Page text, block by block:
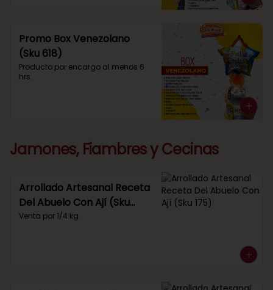
Promo Box Venezolano
(Sku 618)
Producto por encargo al menos 6
hrs.
Jamones, Fiambres y Cecinas
Arrollado Artesanal Receta
Del Abuelo Con Ají (Sku
175)
Venta por 1/4 kg.